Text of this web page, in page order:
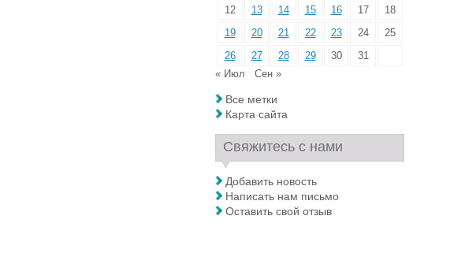
12
13 14 15 16 17
18
19
20 21 22 23 24
25
26
27 28 29 30
31
« Июл
Сен »
Все метки
Карта сайта
Свяжитесь с нами
Добавить новость
Написать нам письмо
Оставить свой отзыв